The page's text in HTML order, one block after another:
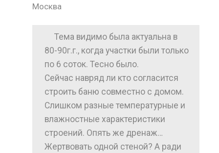
Москва
Тема видимо была актуальна в
80-90г.г., когда участки были только
по 6 соток. Тесно было.
Сейчас навряд ли кто согласится
строить баню совместно с домом.
Слишком разные температурные и
влажностные характеристики
строений. Опять же дренаж…
Жертвовать одной стеной? А ради